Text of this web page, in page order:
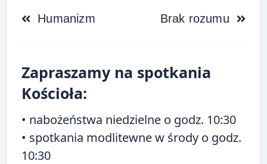
<span
screen-
reader-
Humanizm Brak rozumu
Zapraszamy na spotkania
Kościoła:
• nabożeństwa niedzielne o godz. 10:30
• spotkania modlitewne w środy o godz.
10:30